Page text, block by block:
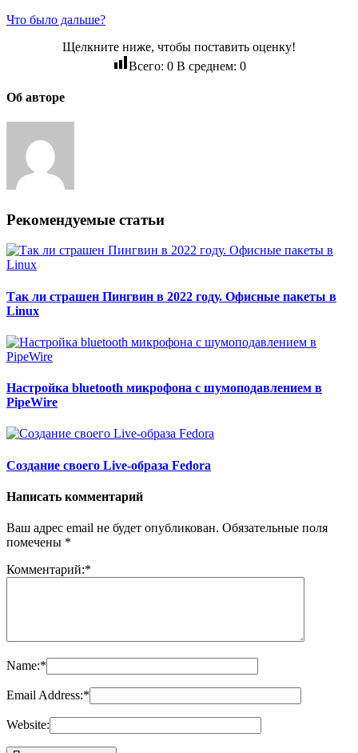
Что было дальше?
Щелкните ниже, чтобы поставить оценку!
Всего: 0В среднем: 0
Об авторе
Рекомендуемые статьи
Так ли страшен Пингвин в 2022 году. Офисные пакеты в
Linux
Настройка bluetooth микрофона с шумоподавлением в
PipeWire
Создание своего Live-образа Fedora
Написать комментарий
Ваш адрес email не будет опубликован. Обязательные поля
помечены *
Комментарий:*
Name:*
Email Address:*
Website: